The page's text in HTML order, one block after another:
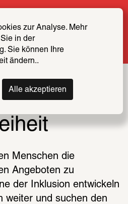
zur Analyse. Mehr
Sie in der
Sie können Ihre
ändern..
Alle akzeptieren
werden
erfahren
Menschen die
Angeboten zu
der Inklusion entwickeln
weiter und suchen den